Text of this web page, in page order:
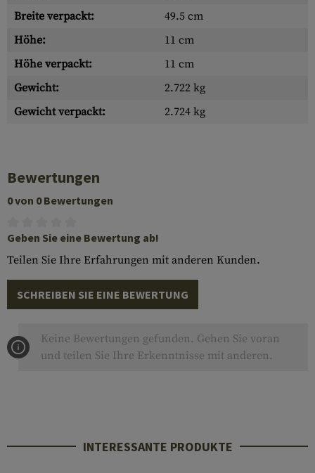
Breite verpackt:
49.5 cm
Höhe:
11 cm
Höhe verpackt:
11 cm
Gewicht:
2.722 kg
Gewicht verpackt:
2.724 kg
Bewertungen
0 von 0 Bewertungen
Geben Sie eine Bewertung ab!
Teilen Sie Ihre Erfahrungen mit anderen Kunden.
SCHREIBEN SIE EINE BEWERTUNG
Keine Bewertungen gefunden. Gehen Sie voran
und teilen Sie Ihre Erkenntnisse mit anderen.
INTERESSANTE PRODUKTE